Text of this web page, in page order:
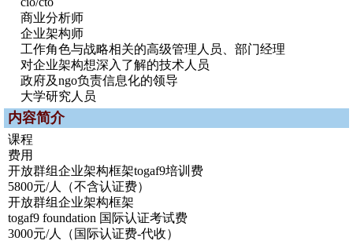
商业分析师
企业架构师
工作角色与战略相关的高级管理人员、部门经理
对企业架构想深入了解的技术人员
政府及ngo负责信息化的领导
大学研究人员
内容简介
课程
费用
开放群组企业架构框架togaf9培训费
5800元/人（不含认证费）
开放群组企业架构框架
togaf9 foundation 国际认证考试费
3000元/人（国际认证费-代收）